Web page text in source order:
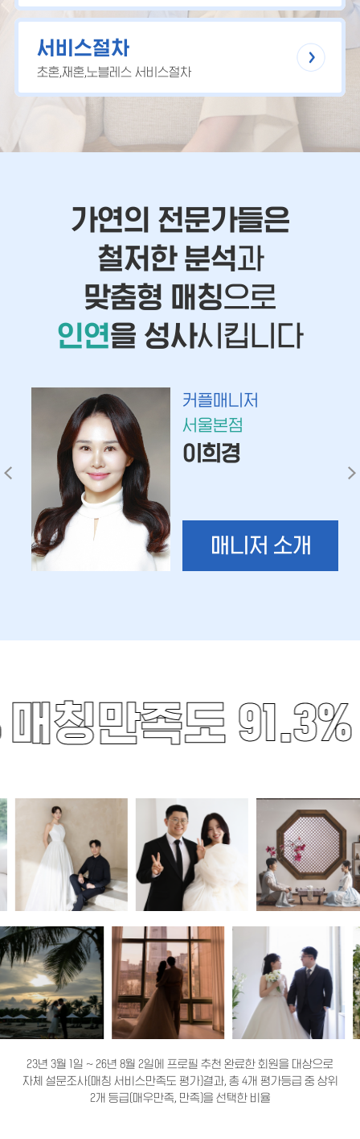
서비스절차
초혼,재혼,노블레스 서비스절차
가연의 전문가들은
철저한 분석과
맞춤형 매칭으로
인연을 성사시킵니다
커플매니저
서울본점
이희경
매니저 소개
매칭만족도 91.3%
23년 3월 1일 ~ 26년 8월 2일에 프로필 추천 완료한 회원을 대상으로
자체 설문조사(매칭 서비스만족도 평가)결과, 총 4개 평가등급 중 상위
2개 등급(매우만족, 만족)을 선택한 비율